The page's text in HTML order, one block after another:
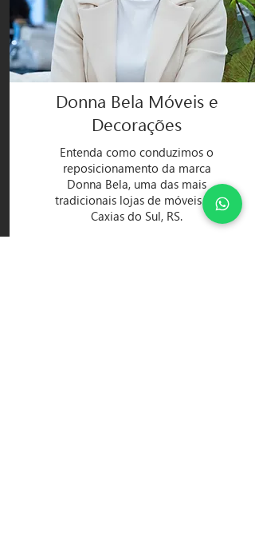
Donna Bela Móveis e
Decorações
Entenda como conduzimos o
reposicionamento da marca
Donna Bela, uma das mais
tradicionais lojas de móveis de
Caxias do Sul, RS.